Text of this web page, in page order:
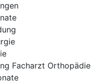
Facharzt Orthopädie